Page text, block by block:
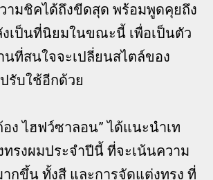
ามชิคได้ถึงขีดสุด พร้อมพูดคุยถึง
เป็นที่นิยมในขณะนี้ เพื่อเป็นตัว
นที่สนใจจะเปลี่ยนสไตล์ของ
รับใช้อีกด้วย
ง ไฮฟว์ซาลอน” ได้แนะนำเท
รงผมประจำปีนี้ ที่จะเน้นความ
กขึ้น ทั้งสี และการจัดแต่งทรง ที่